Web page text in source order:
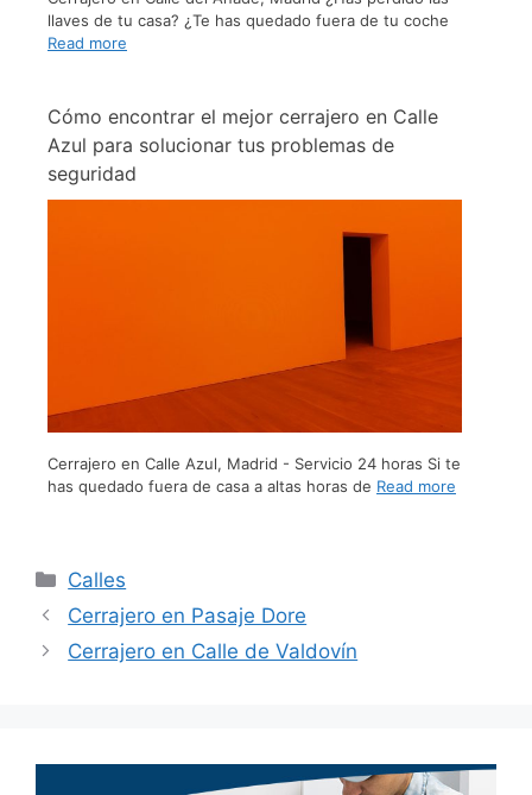
llaves de tu casa? ¿Te has quedado fuera de tu coche
Read more
Cómo encontrar el mejor cerrajero en Calle
Azul para solucionar tus problemas de
seguridad
Cerrajero en Calle Azul, Madrid - Servicio 24 horas Si te
has quedado fuera de casa a altas horas de Read more
Calles
Cerrajero en Pasaje Dore
Cerrajero en Calle de Valdovín